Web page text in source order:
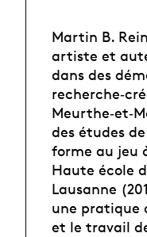
Martin B.
artiste et
dans des
des études
forme au jeu
Haute école
Lausanne
une pratique
et le travail